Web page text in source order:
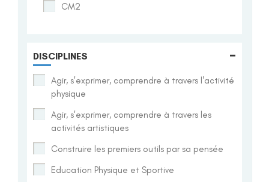
CM2
DISCIPLINES -
Agir, s'exprimer, comprendre à travers l'activité
physique
Agir, s'exprimer, comprendre à travers les
activités artistiques
Construire les premiers outils par sa pensée
Education Physique et Sportive